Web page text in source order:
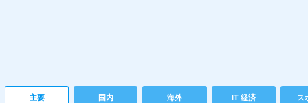
主要 国内 海外 IT 経済 ス